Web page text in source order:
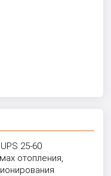
25-60
отопления,